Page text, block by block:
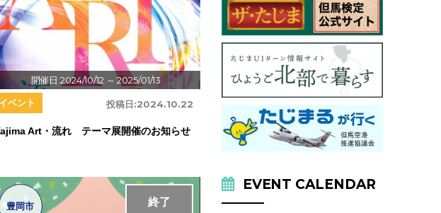
開催日:2024/10/12 ～ 2025/01/13
投稿日:2024.10.22
イベント
Art・流れ テーマ展開催のお知らせ
終了
豊岡市
EVENT CALENDAR